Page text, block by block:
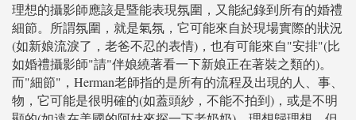
理想的攝影師應該是暨能表現氛圍，又能紀錄到所有的婚禮
細節。所謂氛圍，就是氣氛，它可能來自於現場實際的狀況
(如新娘流淚了，老爸不忍的表情)，也有可能來自"安排"(比
如婚禮攝影師"請"伴娘繞著看一下新娘正在著裝之類的)。
而"細節"，Herman老師指的是所有的流程及出現的人、事、
物，它可能是很明確的(如蓋頭紗，不能不拍到)，或是不明